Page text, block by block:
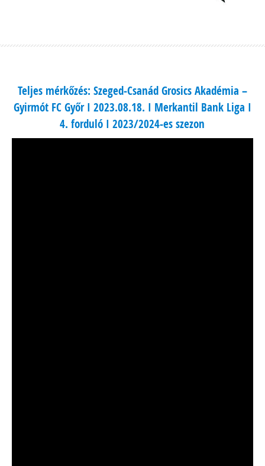
Teljes mérkőzés: Szeged-Csanád Grosics Akadémia –
Gyirmót FC Győr I 2023.08.18. I Merkantil Bank Liga I
4. forduló I 2023/2024-es szezon